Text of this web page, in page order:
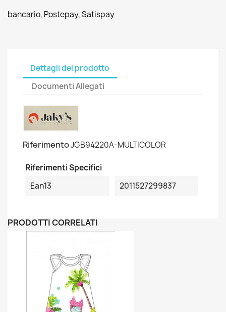
bancario, Postepay, Satispay
Dettagli del prodotto
Documenti Allegati
RiferimentoJGB94220A-MULTICOLOR
Riferimenti Specifici
Ean13
2011527299837
PRODOTTI CORRELATI